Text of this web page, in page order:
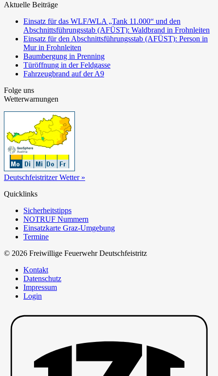
Aktuelle Beiträge
Einsatz für das WLF/WLA „Tank 11.000“ und den
Abschnittsführungsstab (AFÜST): Waldbrand in Frohnleiten
Einsatz für den Abschnittsführungsstab (AFÜST): Person in
Mur in Frohnleiten
Baumbergung in Prenning
Türöffnung in der Feldgasse
Fahrzeugbrand auf der A9
Folge uns
Wetterwarnungen
Deutschfeistritzer Wetter »
Quicklinks
Sicherheitstipps
NOTRUF Nummern
Einsatzkarte Graz-Umgebung
Termine
© 2026 Freiwillige Feuerwehr Deutschfeistritz
Kontakt
Datenschutz
Impressum
Login